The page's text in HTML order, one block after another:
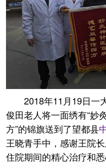
2018年11月19日一
俊田老人将一面绣有“妙
方”的锦旗送到了望都县
王晓青手中，感谢王院长
住院期间的精心治疗和悉